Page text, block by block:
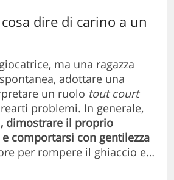
dire di carino a un
ma una ragazza
adottare una
un ruolo tout court
problemi. In generale,
dimostrare il proprio
comportarsi con gentilezza
per rompere il ghiaccio e…